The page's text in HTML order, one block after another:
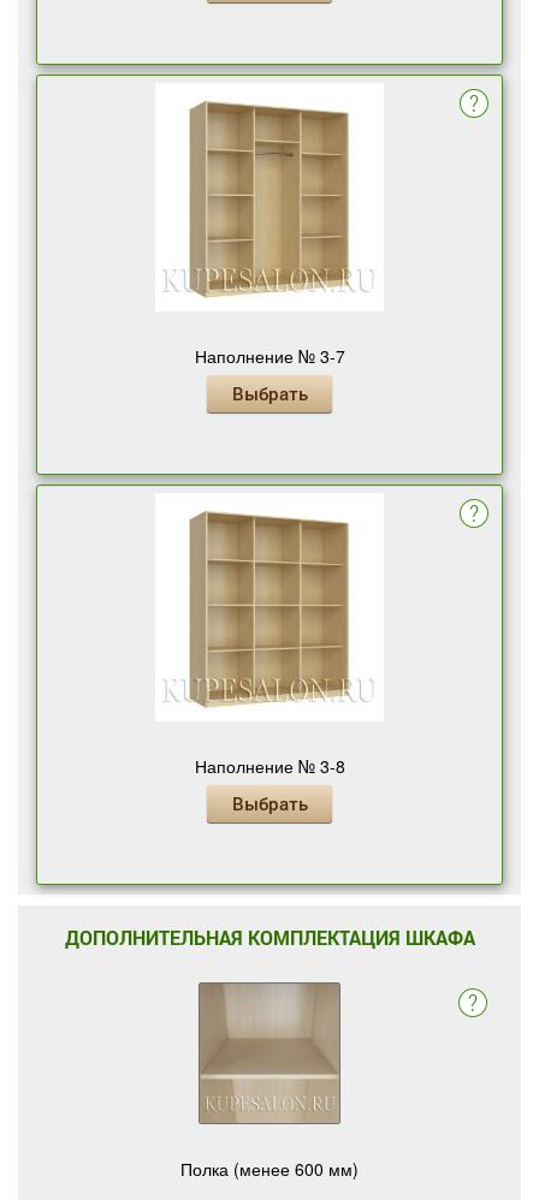
Наполнение № 3-7
Выбрать
Наполнение № 3-8
Выбрать
ДОПОЛНИТЕЛЬНАЯ КОМПЛЕКТАЦИЯ ШКАФА
Полка (менее 600 мм)